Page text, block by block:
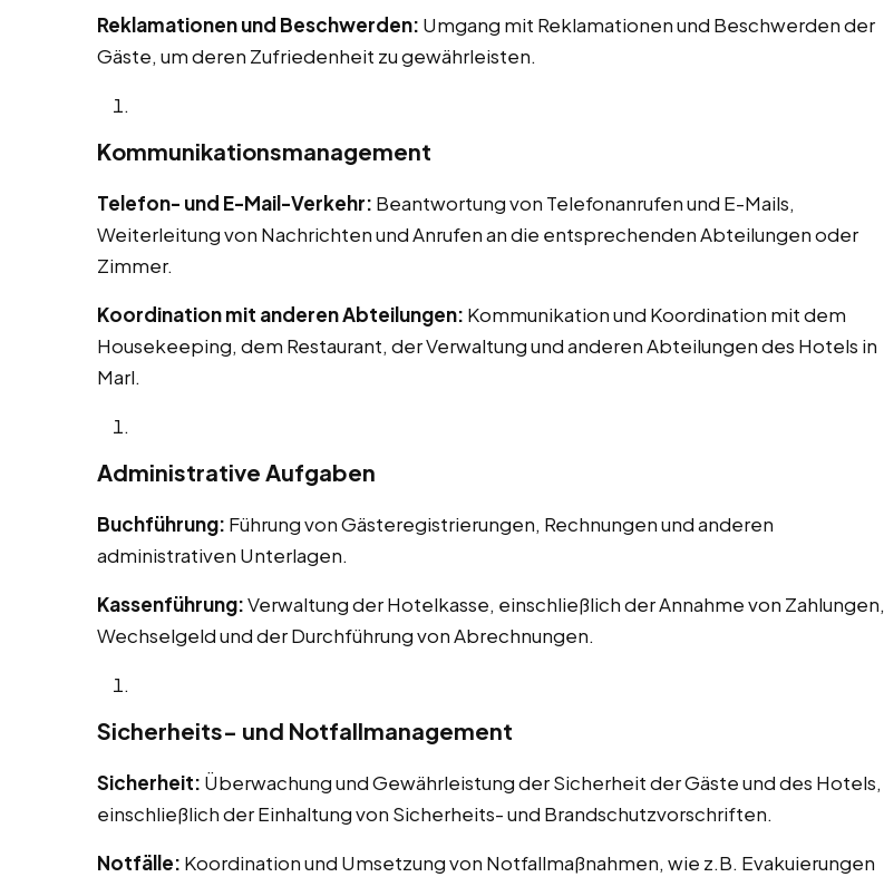
Reklamationen und Beschwerden: Umgang mit Reklamationen und Beschwerden der
Gäste, um deren Zufriedenheit zu gewährleisten.
Kommunikationsmanagement
Telefon- und E-Mail-Verkehr: Beantwortung von Telefonanrufen und E-Mails,
Weiterleitung von Nachrichten und Anrufen an die entsprechenden Abteilungen oder
Zimmer.
Koordination mit anderen Abteilungen: Kommunikation und Koordination mit dem
Housekeeping, dem Restaurant, der Verwaltung und anderen Abteilungen des Hotels in
Marl.
Administrative Aufgaben
Buchführung: Führung von Gästeregistrierungen, Rechnungen und anderen
administrativen Unterlagen.
Kassenführung:Verwaltung der Hotelkasse, einschließlich der Annahme von Zahlungen,
Wechselgeld und der Durchführung von Abrechnungen.
Sicherheits- und Notfallmanagement
Sicherheit: Überwachung und Gewährleistung der Sicherheit der Gäste und des Hotels,
einschließlich der Einhaltung von Sicherheits- und Brandschutzvorschriften.
Notfälle: Koordination und Umsetzung von Notfallmaßnahmen, wie z.B. Evakuierungen